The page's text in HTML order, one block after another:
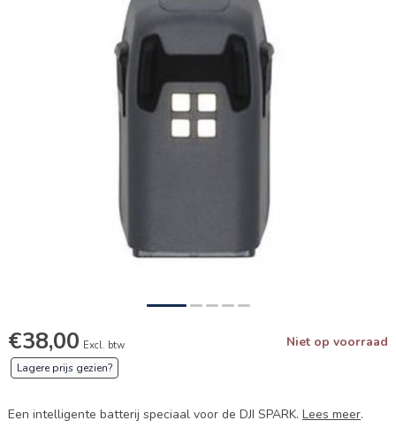
€38,00 Excl. btw Niet op voorraad
Lagere prijs gezien?
Een intelligente batterij speciaal voor de DJI SPARK. Lees meer.